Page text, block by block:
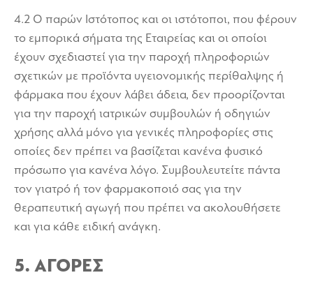
4.2 Ο παρών Ιστότοπος και οι ιστότοποι, που φέρουν
το εμπορικά σήματα της Εταιρείας και οι οποίοι
έχουν σχεδιαστεί για την παροχή πληροφοριών
σχετικών με προϊόντα υγειονομικής περίθαλψης ή
φάρμακα που έχουν λάβει άδεια, δεν προορίζονται
για την παροχή ιατρικών συμβουλών ή οδηγιών
χρήσης αλλά μόνο για γενικές πληροφορίες στις
οποίες δεν πρέπει να βασίζεται κανένα φυσικό
πρόσωπο για κανένα λόγο. Συμβουλευτείτε πάντα
τον γιατρό ή τον φαρμακοποιό σας για την
θεραπευτική αγωγή που πρέπει να ακολουθήσετε
και για κάθε ειδική ανάγκη.
5. ΑΓΟΡΕΣ